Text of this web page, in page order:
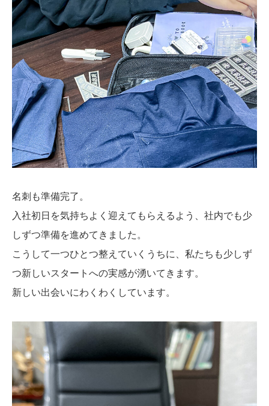
名刺も準備完了。
入社初日を気持ちよく迎えてもらえるよう、社内でも少
しずつ準備を進めてきました。
こうして一つひとつ整えていくうちに、私たちも少しず
つ新しいスタートへの実感が湧いてきます。
新しい出会いにわくわくしています。